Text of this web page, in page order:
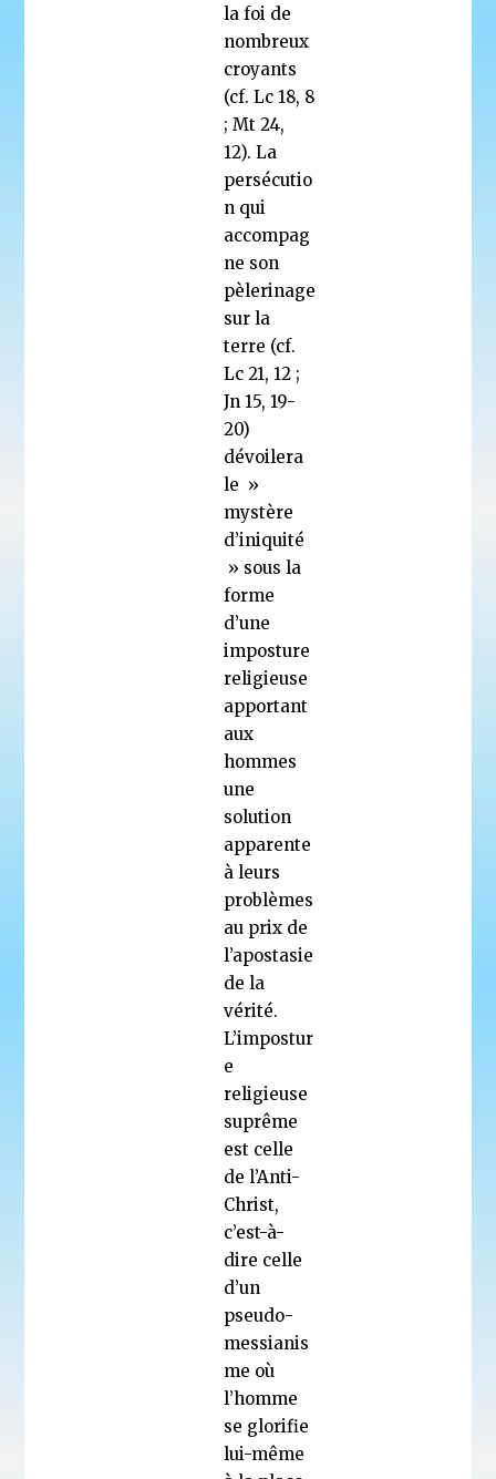
la foi de
nombreux
croyants
(cf. Lc 18, 8
; Mt 24,
12). La
persécutio
n qui
accompag
ne son
pèlerinage
sur la
terre (cf.
Lc 21, 12 ;
Jn 15, 19-
20)
dévoilera
le »
mystère
d’iniquité
» sous la
forme
d’une
imposture
religieuse
apportant
aux
hommes
une
solution
apparente
à leurs
problèmes
au prix de
l’apostasie
de la
vérité.
L’impostur
e
religieuse
suprême
est celle
de l’Anti-
Christ,
c’est-à-
dire celle
d’un
pseudo-
messianis
me où
l’homme
se glorifie
lui-même